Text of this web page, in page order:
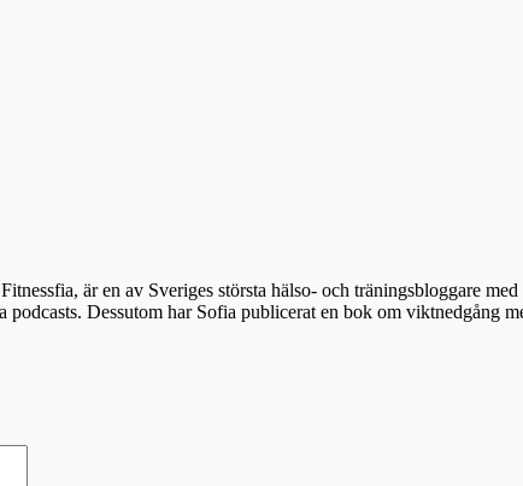
är en av Sveriges största hälso- och träningsbloggare
podcasts. Dessutom har Sofia publicerat en bok om viktnedgång